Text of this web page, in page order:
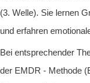
(3. Welle). Sie lernen
und erfahren
Bei entsprechender
der EMDR - Methode